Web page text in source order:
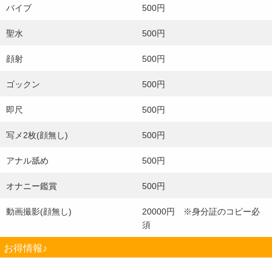
バイブ 500円
聖水 500円
顔射 500円
ゴックン 500円
即尺 500円
写メ2枚(顔無し) 500円
アナル舐め 500円
オナニー鑑賞 500円
動画撮影(顔無し)
20000円 ※身分証のコピー必
須
お得情報♪